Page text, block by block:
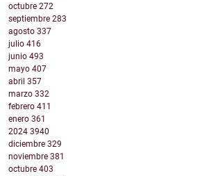
octubre 272
septiembre 283
agosto 337
julio 416
junio 493
mayo 407
abril 357
marzo 332
febrero 411
enero 361
2024 3940
diciembre 329
noviembre 381
octubre 403